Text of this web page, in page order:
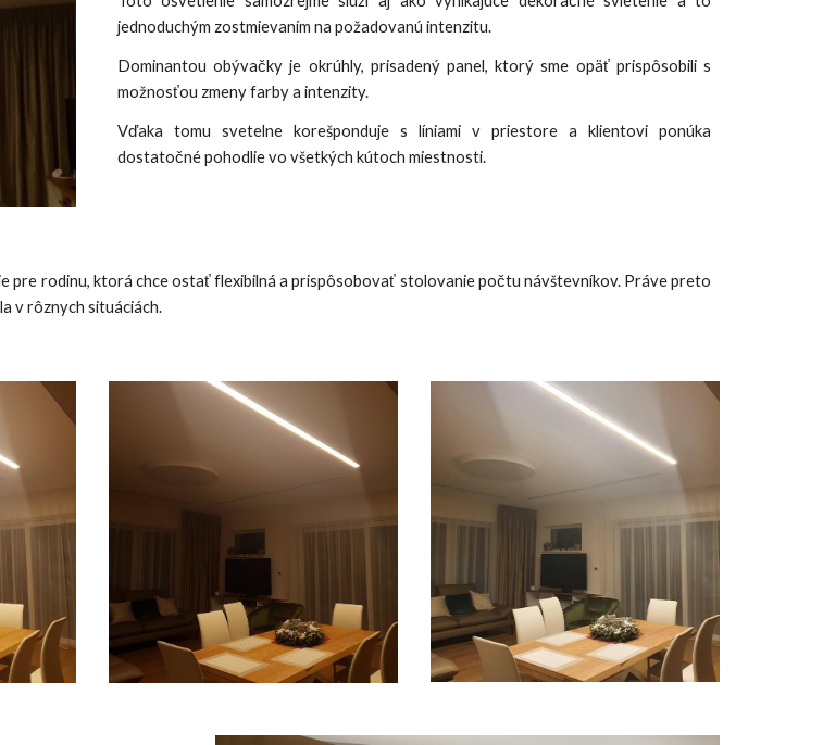
jednoduchým zostmievaním na požadovanú intenzitu.
Dominantou obývačky je okrúhly, prisadený panel, ktorý sme opäť prispôsobili s
možnosťou zmeny farby a intenzity.
Vďaka tomu svetelne korešponduje s líniami v priestore a klientovi ponúka
dostatočné pohodlie vo všetkých kútoch miestnosti.
pre rodinu, ktorá chce ostať flexibilná a prispôsobovať stolovanie počtu návštevníkov. Práve preto
v rôznych situáciách.